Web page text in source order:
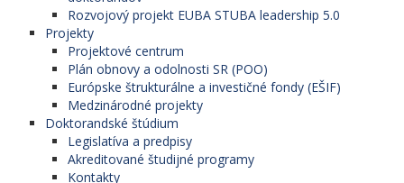
Rozvojový projekt EUBA STUBA leadership 5.0
Projekty
Projektové centrum
Plán obnovy a odolnosti SR (POO)
Európske štrukturálne a investičné fondy (EŠIF)
Medzinárodné projekty
Doktorandské štúdium
Legislatíva a predpisy
Akreditované študijné programy
Kontakty